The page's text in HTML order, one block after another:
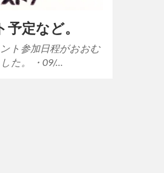
定など。
ト参加日程がおおむ
た。 ・09/…